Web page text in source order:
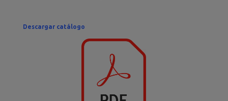
Descargar catálogo